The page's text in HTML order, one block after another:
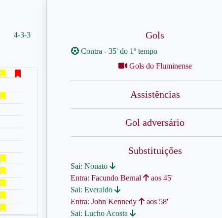
4-3-3 Gols
Contra - 35' do 1º tempo
Gols do Fluminense
Assistências
Gol adversário
Substituições
Sai: Nonato
Entra: Facundo Bernal
aos 45'
Sai: Everaldo
Entra: John Kennedy
aos 58'
Sai: Lucho Acosta